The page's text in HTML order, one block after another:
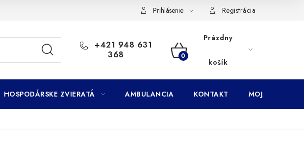
Subory Cookies Vernostný program AbovZoo
Prihlásenie Registrácia
+421 948 631
368
NÁKUPNÝ
Prázdny
košík
HOSPODÁRSKE ZVIERATÁ AMBULANCIA KONTAKT MOJA